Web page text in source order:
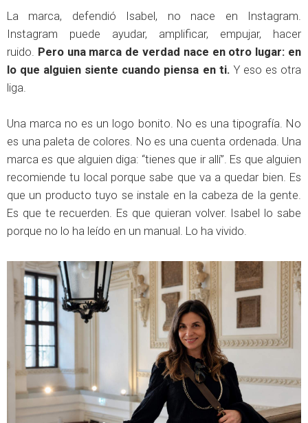
La marca, defendió Isabel, no nace en Instagram.
Instagram puede ayudar, amplificar, empujar, hacer
ruido. Pero una marca de verdad nace en otro lugar: en
lo que alguien siente cuando piensa en ti. Y eso es otra
liga.
Una marca no es un logo bonito. No es una tipografía. No
es una paleta de colores. No es una cuenta ordenada. Una
marca es que alguien diga: “tienes que ir allí”. Es que alguien
recomiende tu local porque sabe que va a quedar bien. Es
que un producto tuyo se instale en la cabeza de la gente.
Es que te recuerden. Es que quieran volver. Isabel lo sabe
porque no lo ha leído en un manual. Lo ha vivido.